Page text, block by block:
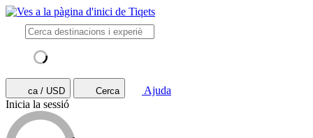
ca / USD Cerca
Ajuda
Inicia la sessió